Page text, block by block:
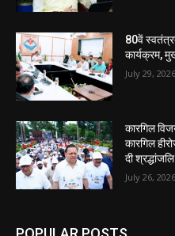
80वें
कार्यक्रम,
July 29, 2026
कारगिल
कारगिल
दी श्रद्धांजलि
July 26, 2026